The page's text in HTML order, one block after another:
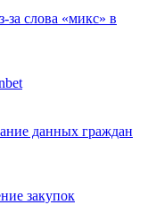
за слова «микс» в
данных граждан
закупок